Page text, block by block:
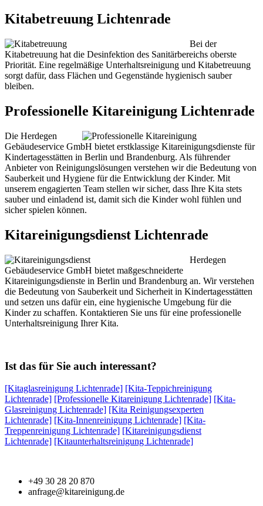
Kitabetreuung Lichtenrade
Bei der
Kitabetreuung hat die Desinfektion des Sanitärbereichs oberste
Priorität. Eine regelmäßige Unterhaltsreinigung und Kitabetreuung
sorgt dafür, dass Flächen und Gegenstände hygienisch sauber
bleiben.
Professionelle Kitareinigung Lichtenrade
Die Herdegen
Gebäudeservice GmbH bietet erstklassige Kitareinigungsdienste für
Kindertagesstätten in Berlin und Brandenburg. Als führender
Anbieter von Reinigungslösungen verstehen wir die Bedeutung von
Sauberkeit und Hygiene für die Entwicklung der Kinder. Mit
unserem engagierten Team stellen wir sicher, dass Ihre Kita stets
sauber und einladend ist, damit sich die Kinder wohl fühlen und
sicher spielen können.
Kitareinigungsdienst Lichtenrade
Herdegen
Gebäudeservice GmbH bietet maßgeschneiderte
Kitareinigungsdienste in Berlin und Brandenburg an. Wir verstehen
die Bedeutung von Sauberkeit und Sicherheit in Kindertagesstätten
und setzen uns dafür ein, eine hygienische Umgebung für die
Kinder zu schaffen. Kontaktieren Sie uns für eine professionelle
Unterhaltsreinigung Ihrer Kita.
Ist das für Sie auch interessant?
[Kitaglasreinigung Lichtenrade] [Kita-Teppichreinigung
Lichtenrade] [Professionelle Kitareinigung Lichtenrade] [Kita-
Glasreinigung Lichtenrade] [Kita Reinigungsexperten
Lichtenrade] [Kita-Innenreinigung Lichtenrade] [Kita-
Treppenreinigung Lichtenrade] [Kitareinigungsdienst
Lichtenrade] [Kitaunterhaltsreinigung Lichtenrade]
+49 30 28 20 870
anfrage@kitareinigung.de